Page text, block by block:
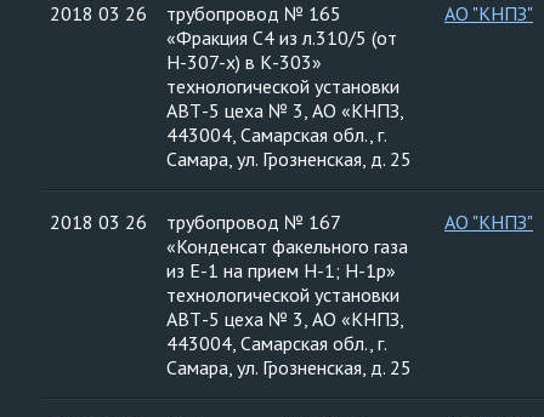
2018 03 26
трубопровод № 165
«Фракция С4 из л.310/5 (от
Н-307-х) в К-303»
технологической установки
АВТ-5 цеха № 3, АО «КНПЗ,
443004, Самарская обл., г.
Самара, ул. Грозненская, д. 25
АО "КНПЗ"
2018 03 26
трубопровод № 167
«Конденсат факельного газа
из Е-1 на прием Н-1; Н-1р»
технологической установки
АВТ-5 цеха № 3, АО «КНПЗ,
443004, Самарская обл., г.
Самара, ул. Грозненская, д. 25
АО "КНПЗ"